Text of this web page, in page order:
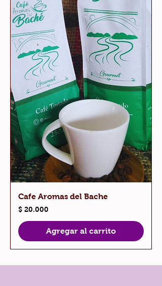
Cafe Aromas del Bache
Precio
$ 20.000
Agregar al carrito